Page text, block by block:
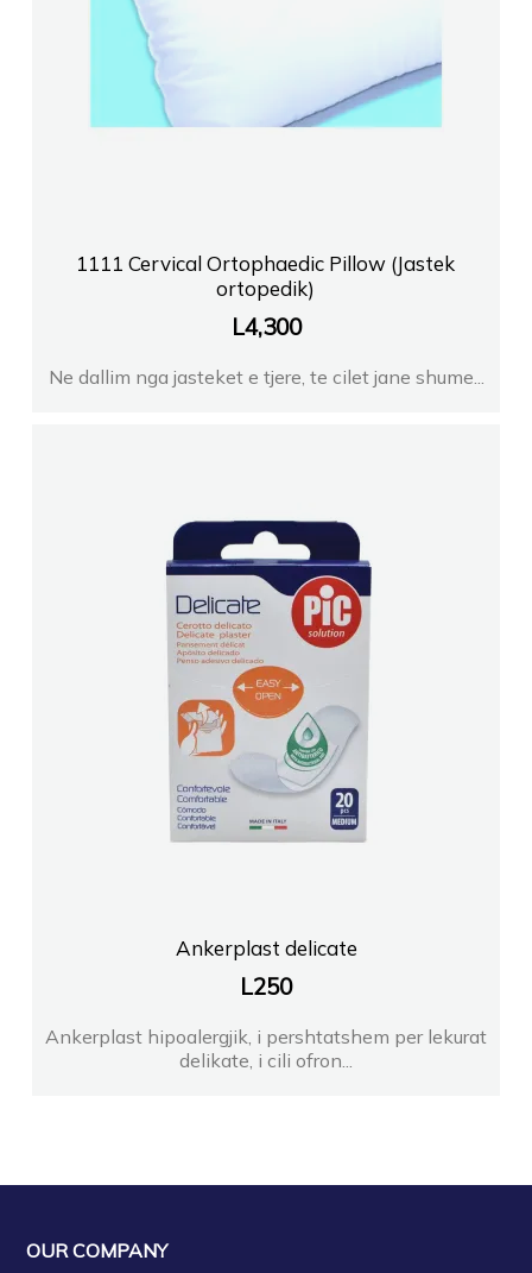
1111 Cervical Ortophaedic Pillow (Jastek
ortopedik)
L4,300
Ne dallim nga jasteket e tjere, te cilet jane shume...
Ankerplast delicate
L250
Ankerplast hipoalergjik, i pershtatshem per lekurat
delikate, i cili ofron...
OUR COMPANY